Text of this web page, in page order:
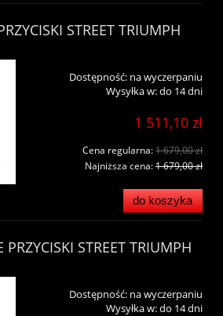
STREET TRIUMPH
Dostępność: na wyczerpaniu
Wysyłka w:do 14 dni
1 511,10 zł
Cena regularna:1 679,00 zł
Najniższa cena:1 679,00 zł
do koszyka
PRZYCISKI STREET TRIUMPH
Dostępność: na wyczerpaniu
Wysyłka w:do 14 dni